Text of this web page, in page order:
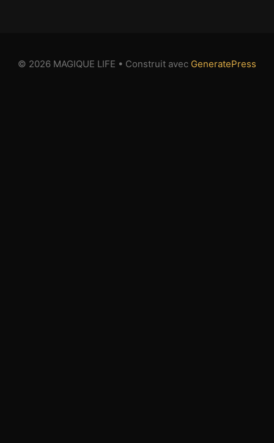
© 2026 MAGIQUE LIFE • Construit avec GeneratePress